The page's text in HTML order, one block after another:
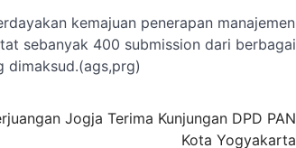
kemajuan penerapan manajemen
sebanyak 400 submission dari berbagai
dimaksud.(ags,prg)
Jogja Terima Kunjungan DPD PAN
Kota Yogyakarta